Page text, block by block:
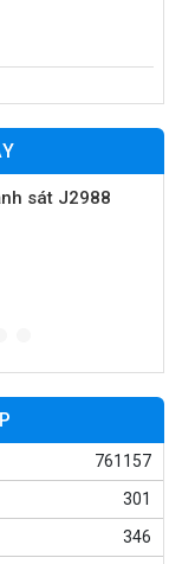
hình M666
M03
702
761157
301
346